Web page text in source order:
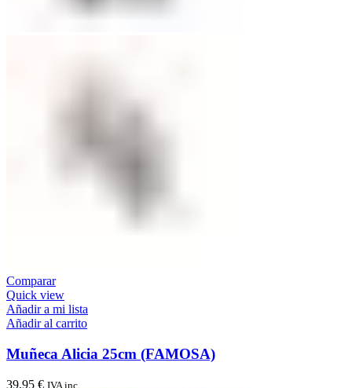
Comparar
Quick view
Añadir a mi lista
Añadir al carrito
Muñeca Alicia 25cm (FAMOSA)
39,95 € IVA inc.